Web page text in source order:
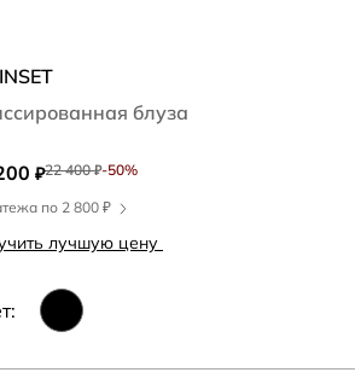
блуза
₽22 400₽-50%
по 2 800 ₽
лучшую цену